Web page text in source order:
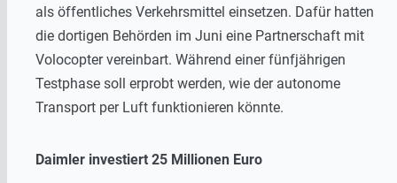
als öffentliches Verkehrsmittel einsetzen. Dafür hatten
die dortigen Behörden im Juni eine Partnerschaft mit
Volocopter vereinbart. Während einer fünfjährigen
Testphase soll erprobt werden, wie der autonome
Transport per Luft funktionieren könnte.
Daimler investiert 25 Millionen Euro